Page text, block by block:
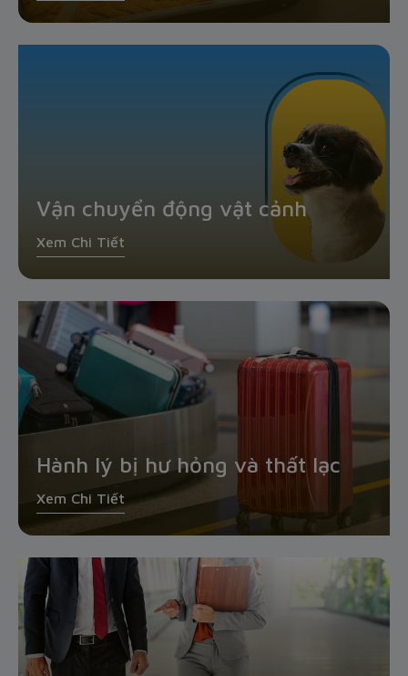
Vận chuyển động vật cảnh
Xem Chi Tiết
Hành lý bị hư hỏng và thất lạc
Xem Chi Tiết